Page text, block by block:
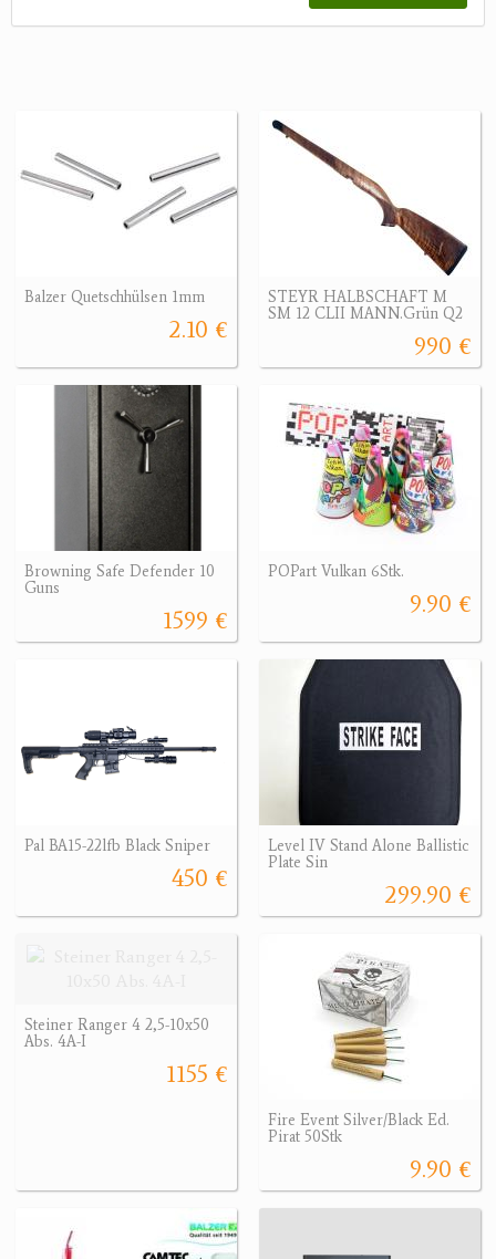
Balzer Quetschhülsen 1mm
2.10 €
STEYR HALBSCHAFT M
SM 12 CLII MANN.Grün Q2
990 €
Browning Safe Defender 10
Guns
1599 €
POPart Vulkan 6Stk.
9.90 €
Pal BA15-22lfb Black Sniper
450 €
Level IV Stand Alone Ballistic
Plate Sin
299.90 €
Steiner Ranger 4 2,5-10x50
Abs. 4A-I
1155 €
Fire Event Silver/Black Ed.
Pirat 50Stk
9.90 €